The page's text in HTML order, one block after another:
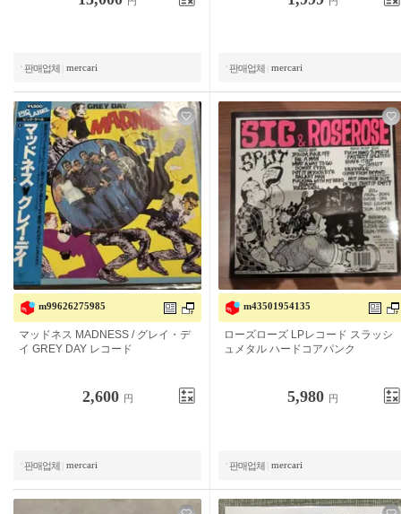
판매업체 mercari 판매업체 mercari
m99626275985
매드니스 MADNESS / 그레이 데이
GREY DAY 레코드
2,600 円
판매업체 mercari
m43501954135
로즈 로즈 LP 레코드 슬래시 메탈 하
드 코어 펑크
5,980 円
판매업체 mercari